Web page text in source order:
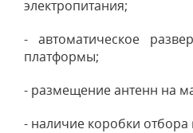
электропитания;
- автоматическое
платформы;
- размещение антенн на
- наличие коробки